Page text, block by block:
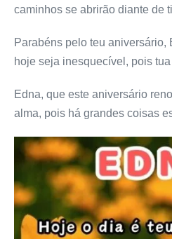
caminhos se abrirão diante de
Parabéns pelo teu aniversário,
hoje seja inesquecível, pois
Edna, que este aniversário
alma, pois há grandes coisas